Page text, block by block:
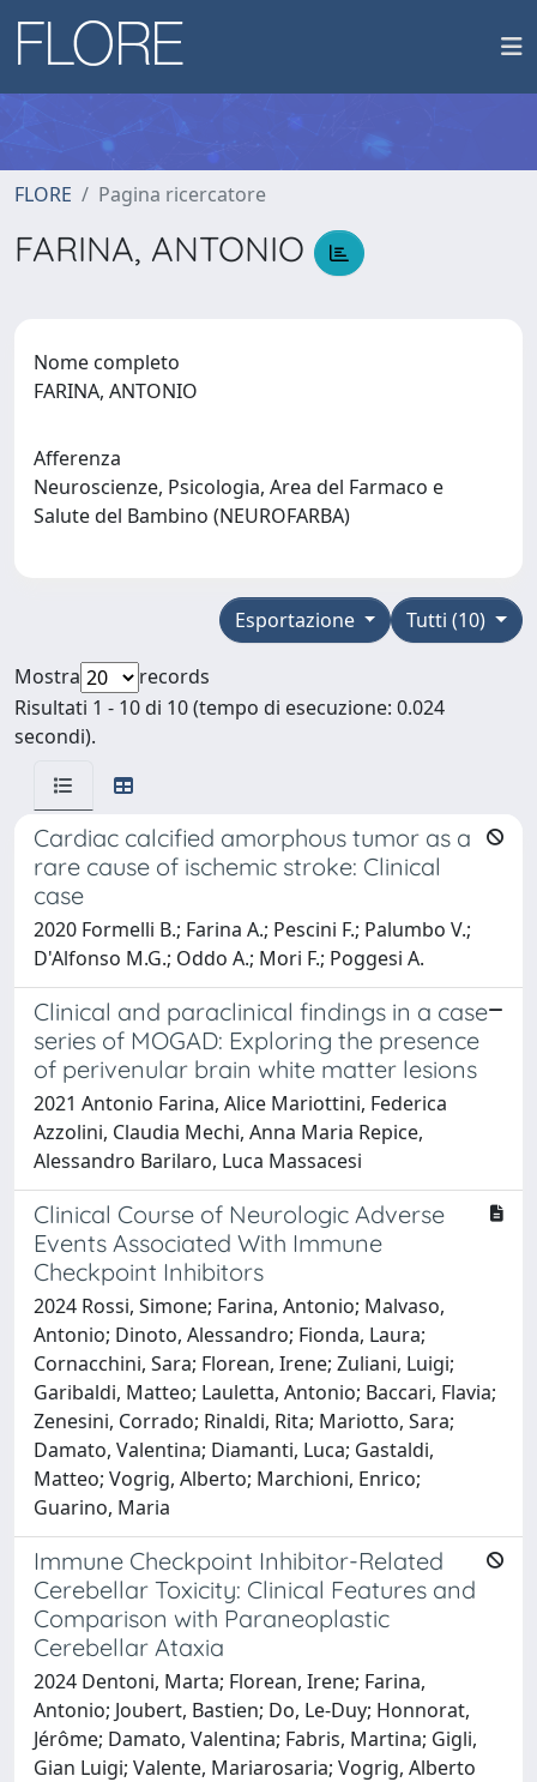
FLORE Pagina ricercatore
FARINA, ANTONIO
Nome completo
FARINA, ANTONIO
Afferenza
Neuroscienze, Psicologia, Area del Farmaco e
Salute del Bambino (NEUROFARBA)
Tutti (10)
Esportazione
Mostra
records
Risultati 1 - 10 di 10 (tempo di esecuzione: 0.024
secondi).
Cardiac calcified amorphous tumor as a
rare cause of ischemic stroke: Clinical
case
2020 Formelli B.; Farina A.; Pescini F.; Palumbo V.;
D'Alfonso M.G.; Oddo A.; Mori F.; Poggesi A.
Clinical and paraclinical findings in a case
series of MOGAD: Exploring the presence
of perivenular brain white matter lesions
2021 Antonio Farina, Alice Mariottini, Federica
Azzolini, Claudia Mechi, Anna Maria Repice,
Alessandro Barilaro, Luca Massacesi
Clinical Course of Neurologic Adverse
Events Associated With Immune
Checkpoint Inhibitors
2024 Rossi, Simone; Farina, Antonio; Malvaso,
Antonio; Dinoto, Alessandro; Fionda, Laura;
Cornacchini, Sara; Florean, Irene; Zuliani, Luigi;
Garibaldi, Matteo; Lauletta, Antonio; Baccari, Flavia;
Zenesini, Corrado; Rinaldi, Rita; Mariotto, Sara;
Damato, Valentina; Diamanti, Luca; Gastaldi,
Matteo; Vogrig, Alberto; Marchioni, Enrico;
Guarino, Maria
Immune Checkpoint Inhibitor-Related
Cerebellar Toxicity: Clinical Features and
Comparison with Paraneoplastic
Cerebellar Ataxia
2024 Dentoni, Marta; Florean, Irene; Farina,
Antonio; Joubert, Bastien; Do, Le-Duy; Honnorat,
Jérôme; Damato, Valentina; Fabris, Martina; Gigli,
Gian Luigi; Valente, Mariarosaria; Vogrig, Alberto